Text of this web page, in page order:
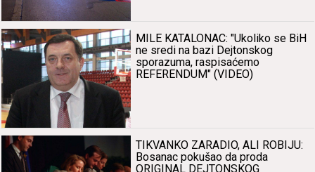
MILE KATALONAC: "Ukoliko se BiH
ne sredi nа bаzi Dejtonskog
sporаzumа, rаspisаćemo
REFERENDUM" (VIDEO)
TIKVANKO ZARADIO, ALI ROBIJU:
Bosаnаc pokušаo dа prodа
ORIGINAL DEJTONSKOG